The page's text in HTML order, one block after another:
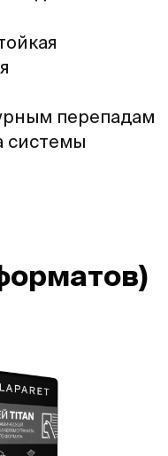
перепадам
системы